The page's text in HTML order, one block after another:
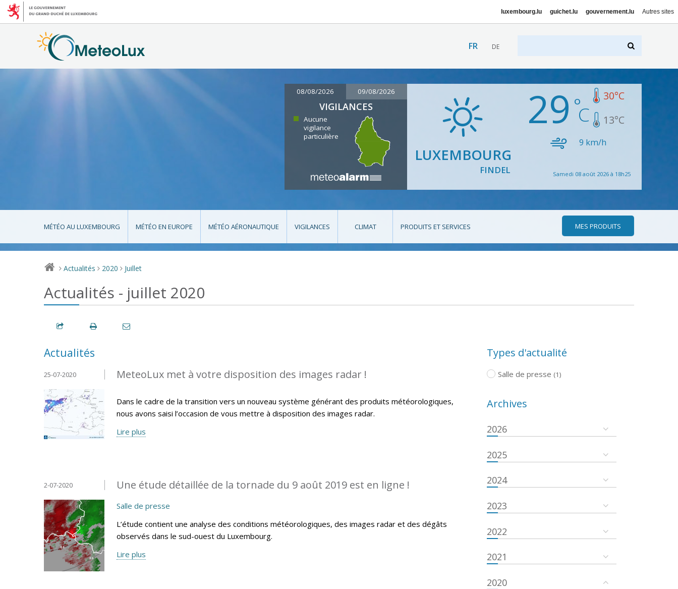
luxembourg.lu guichet.lu gouvernement.lu Autres sites
FR DE
08/08/2026 09/08/2026
VIGILANCES
Aucune
vigilance
particulière
LUXEMBOURG
FINDEL
29 30°C
13°C
9 km/h
Samedi 08 août 2026 à 18h25
MÉTÉO AU LUXEMBOURG MÉTÉO EN EUROPE MÉTÉO AÉRONAUTIQUE VIGILANCES CLIMAT PRODUITS ET SERVICES MES PRODUITS
> Actualités > 2020 > Juillet
Actualités - juillet 2020
Actualités
MeteoLux met à votre disposition des images radar !
25-07-2020
Dans le cadre de la transition vers un nouveau système générant des produits météorologiques,
nous avons saisi l’occasion de vous mettre à disposition des images radar.
Lire plus
Une étude détaillée de la tornade du 9 août 2019 est en ligne !
2-07-2020
Salle de presse
L’étude contient une analyse des conditions météorologiques, des images radar et des dégâts
observés dans le sud-ouest du Luxembourg.
Lire plus
Types d'actualité
Salle de presse (1)
Archives
2026
2025
2024
2023
2022
2021
2020